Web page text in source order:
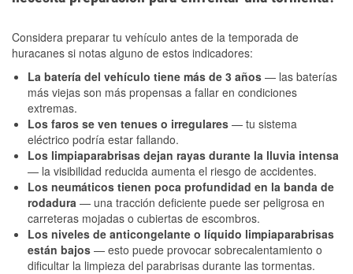
Considera preparar tu vehículo antes de la temporada de
huracanes si notas alguno de estos indicadores:
La batería del vehículo tiene más de 3 años — las baterías
más viejas son más propensas a fallar en condiciones
extremas.
Los faros se ven tenues o irregulares — tu sistema
eléctrico podría estar fallando.
Los limpiaparabrisas dejan rayas durante la lluvia intensa
— la visibilidad reducida aumenta el riesgo de accidentes.
Los neumáticos tienen poca profundidad en la banda de
rodadura — una tracción deficiente puede ser peligrosa en
carreteras mojadas o cubiertas de escombros.
Los niveles de anticongelante o líquido limpiaparabrisas
están bajos — esto puede provocar sobrecalentamiento o
dificultar la limpieza del parabrisas durante las tormentas.